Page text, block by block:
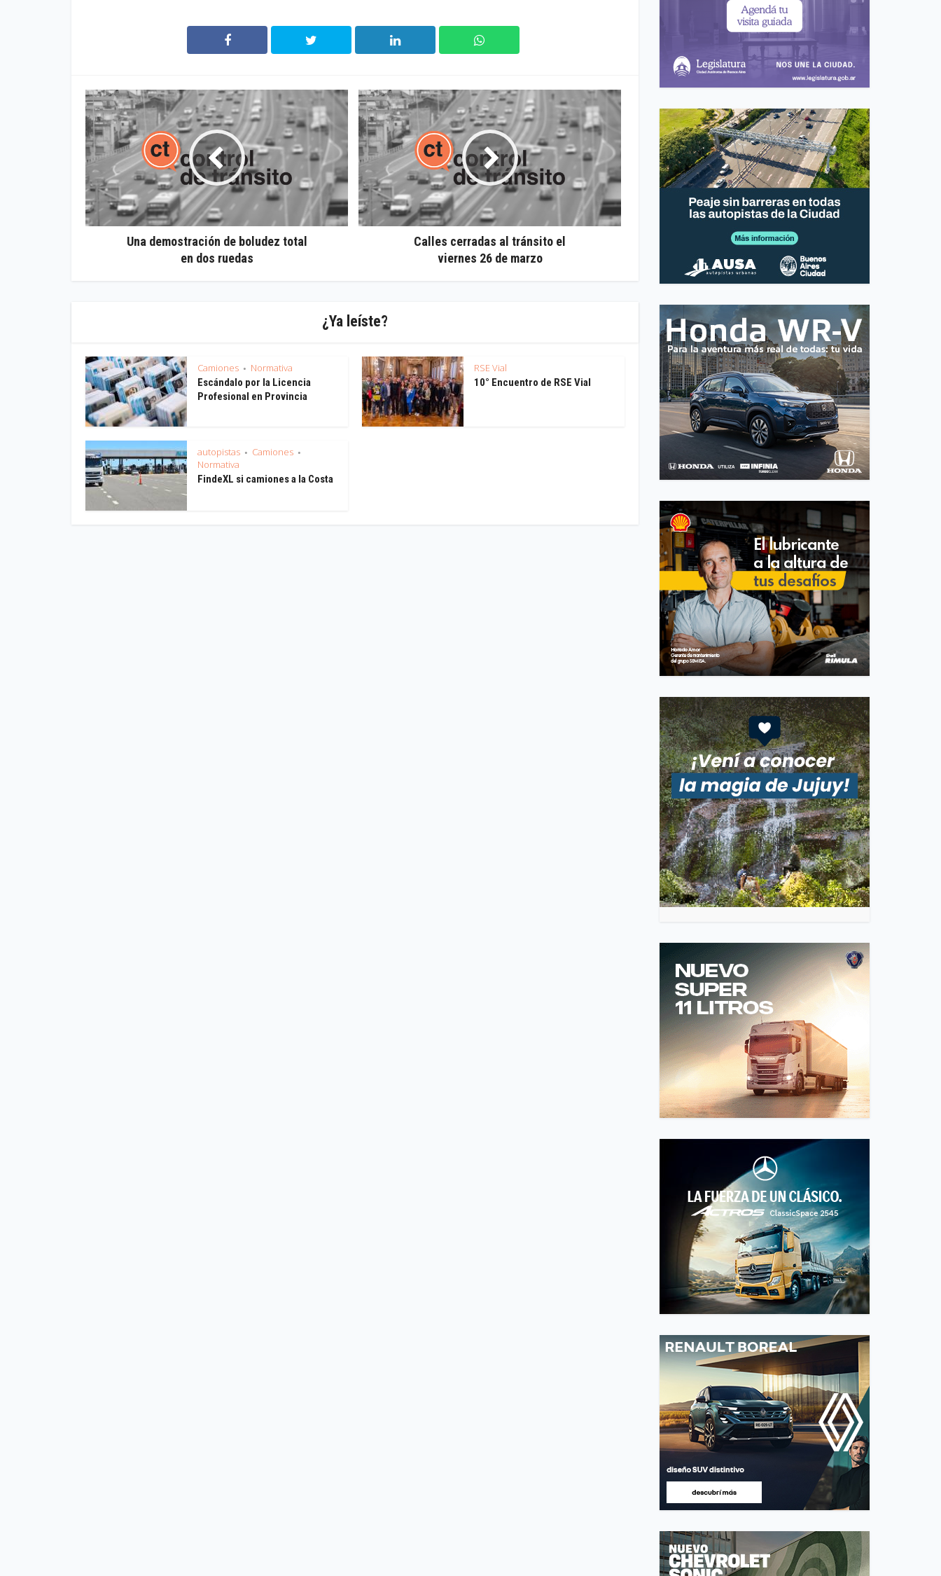
Una demostración de boludez total
en dos ruedas
Calles cerradas al tránsito el
viernes 26 de marzo
¿Ya leíste?
Camiones • Normativa
Escándalo por la Licencia
Profesional en Provincia
RSE Vial
10° Encuentro de RSE Vial
autopistas • Camiones •
Normativa
FindeXL si camiones a la Costa